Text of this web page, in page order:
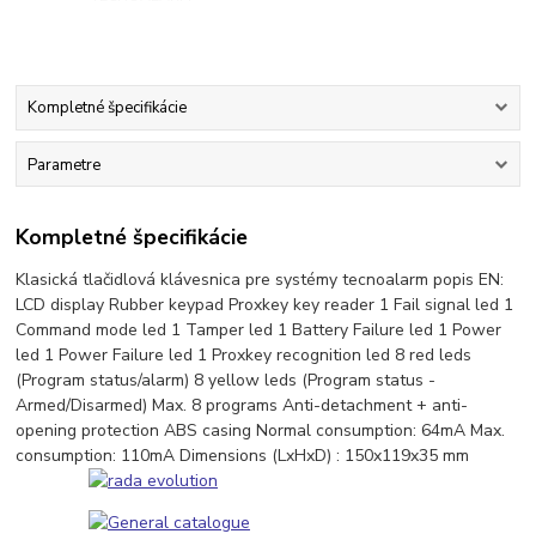
Kompletné špecifikácie
Parametre
Kompletné špecifikácie
Klasická tlačidlová klávesnica pre systémy tecnoalarm popis EN:
LCD display Rubber keypad Proxkey key reader 1 Fail signal led 1
Command mode led 1 Tamper led 1 Battery Failure led 1 Power
led 1 Power Failure led 1 Proxkey recognition led 8 red leds
(Program status/alarm) 8 yellow leds (Program status -
Armed/Disarmed) Max. 8 programs Anti-detachment + anti-
opening protection ABS casing Normal consumption: 64mA Max.
consumption: 110mA Dimensions (LxHxD) : 150x119x35 mm